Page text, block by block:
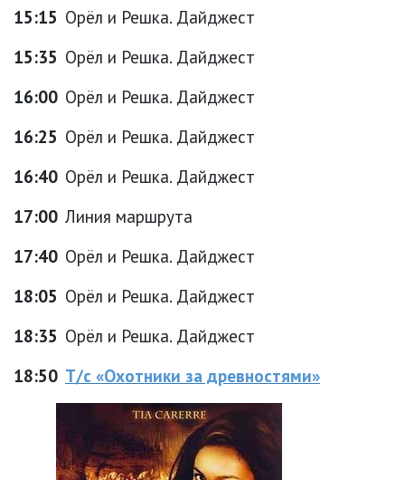
15:15 Орёл и Решка. Дайджест
15:35 Орёл и Решка. Дайджест
16:00 Орёл и Решка. Дайджест
16:25 Орёл и Решка. Дайджест
16:40 Орёл и Решка. Дайджест
17:00 Линия маршрута
17:40 Орёл и Решка. Дайджест
18:05 Орёл и Решка. Дайджест
18:35 Орёл и Решка. Дайджест
18:50 Т/с «Охотники за древностями»